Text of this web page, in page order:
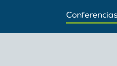
Conferencias